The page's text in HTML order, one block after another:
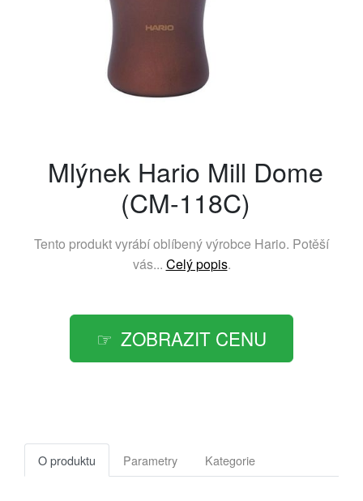
Mlýnek Hario Mill Dome
(CM-118C)
Tento produkt vyrábí oblíbený výrobce Hario. Potěší
vás... Celý popis.
ZOBRAZIT CENU
O produktu Parametry Kategorie